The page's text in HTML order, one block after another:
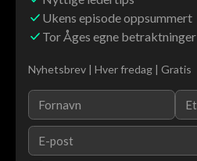
Ukens episode oppsummert
Tor Åges egne betraktninger
Nyhetsbrev | Hver fredag | Gratis